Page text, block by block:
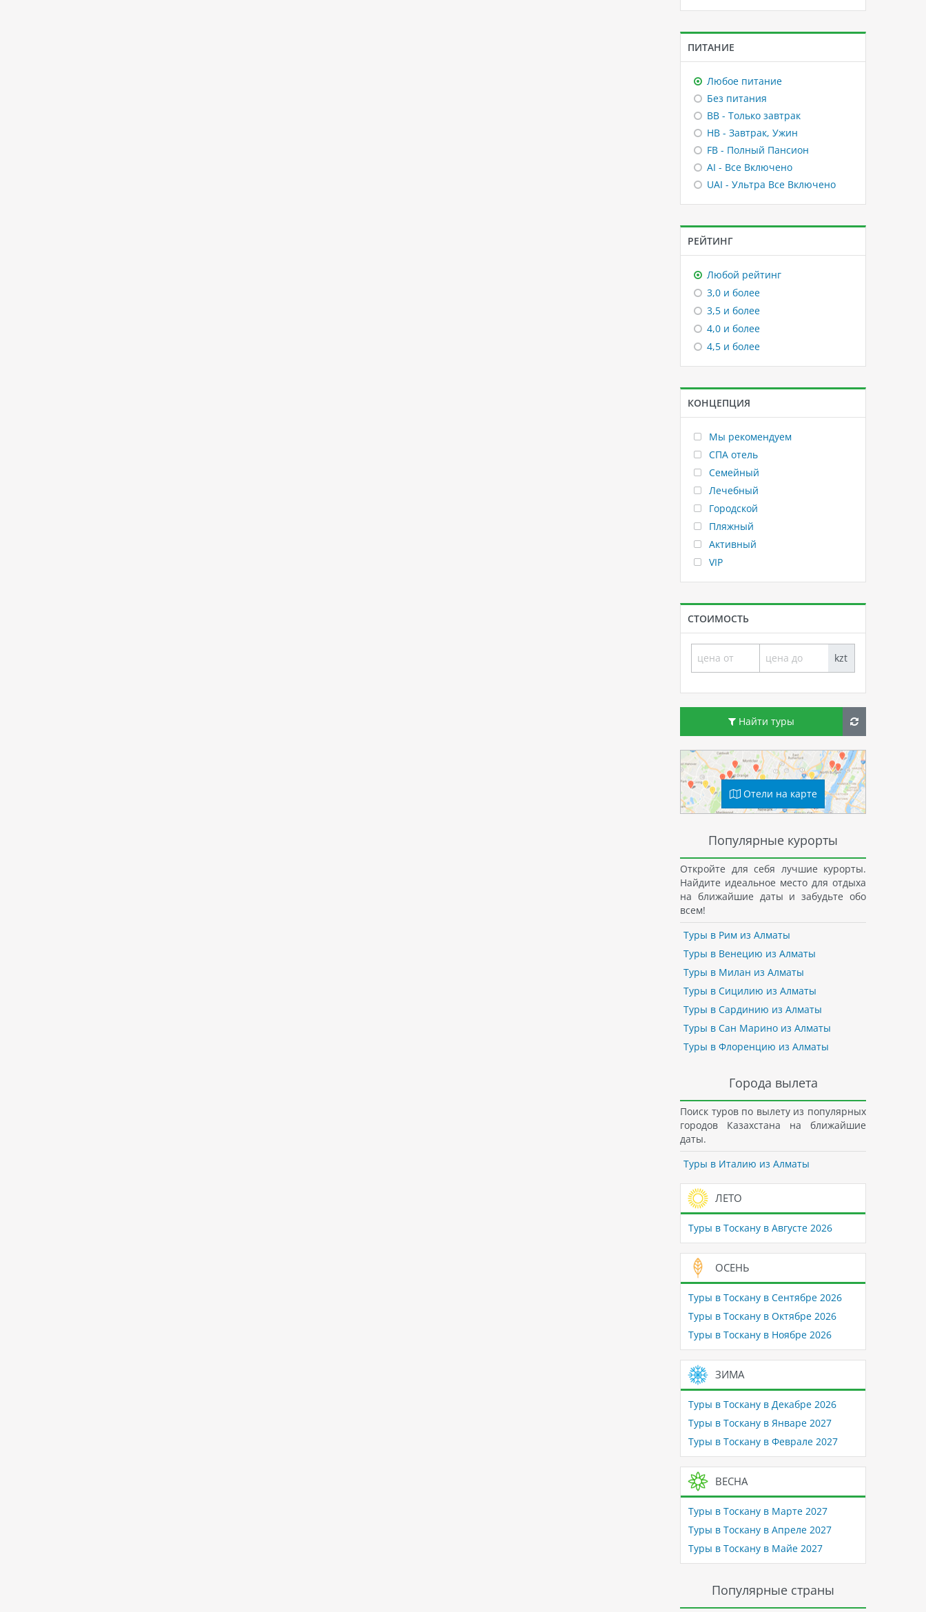
ПИТАНИЕ
Любое питание
Без питания
BB - Только завтрак
HB - Завтрак, Ужин
FB - Полный Пансион
AI - Все Включено
UAI - Ультра Все Включено
РЕЙТИНГ
Любой рейтинг
3,0 и более
3,5 и более
4,0 и более
4,5 и более
КОНЦЕПЦИЯ
Мы рекомендуем
СПА отель
Семейный
Лечебный
Городской
Пляжный
Активный
VIP
СТОИМОСТЬ
kzt
Найти туры
Отели на карте
Популярные курорты
Откройте для себя лучшие курорты.
Найдите идеальное место для отдыха
на ближайшие даты и забудьте обо
всем!
Туры в Рим из Алматы
Туры в Венецию из Алматы
Туры в Милан из Алматы
Туры в Сицилию из Алматы
Туры в Сардинию из Алматы
Туры в Сан Марино из Алматы
Туры в Флоренцию из Алматы
Города вылета
Поиск туров по вылету из популярных
городов Казахстана на ближайшие
даты.
Туры в Италию из Алматы
ЛЕТО
Туры в Тоскану в Августе 2026
ОСЕНЬ
Туры в Тоскану в Сентябре 2026
Туры в Тоскану в Октябре 2026
Туры в Тоскану в Ноябре 2026
ЗИМА
Туры в Тоскану в Декабре 2026
Туры в Тоскану в Январе 2027
Туры в Тоскану в Феврале 2027
ВЕСНА
Туры в Тоскану в Марте 2027
Туры в Тоскану в Апреле 2027
Туры в Тоскану в Майе 2027
Популярные страны